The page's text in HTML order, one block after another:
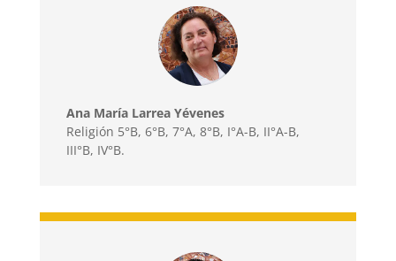
Ana María Larrea Yévenes
Religión 5°B, 6°B, 7°A, 8°B, I°A-B, II°A-B,
III°B, IV°B.